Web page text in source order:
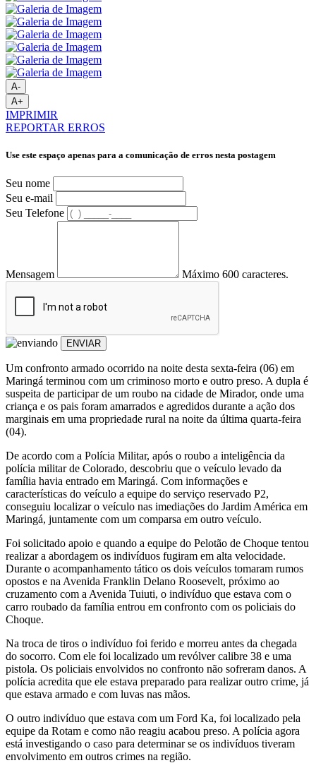
A-
A+
IMPRIMIR
REPORTAR ERROS
Use este espaço apenas para a comunicação de erros nesta postagem
Seu nome
Seu e-mail
Seu Telefone
Mensagem Máximo 600 caracteres.
ENVIAR
Um confronto armado ocorrido na noite desta sexta-feira (06) em
Maringá terminou com um criminoso morto e outro preso. A dupla é
suspeita de participar de um roubo na cidade de Mirador, onde uma
criança e os pais foram amarrados e agredidos durante a ação dos
marginais em uma propriedade rural na noite da última quarta-feira
(04).
De acordo com a Polícia Militar, após o roubo a inteligência da
polícia militar de Colorado, descobriu que o veículo levado da
família havia entrado em Maringá. Com informações e
características do veículo a equipe do serviço reservado P2,
conseguiu localizar o veículo nas imediações do Jardim América em
Maringá, juntamente com um comparsa em outro veículo.
Foi solicitado apoio e quando a equipe do Pelotão de Choque tentou
realizar a abordagem os indivíduos fugiram em alta velocidade.
Durante o acompanhamento tático os dois veículos tomaram rumos
opostos e na Avenida Franklin Delano Roosevelt, próximo ao
cruzamento com a Avenida Tuiuti, o indivíduo que estava com o
carro roubado da família entrou em confronto com os policiais do
Choque.
Na troca de tiros o indivíduo foi ferido e morreu antes da chegada
do socorro. Com ele foi localizado um revólver calibre 38 e uma
pistola. Os policiais envolvidos no confronto não sofreram danos. A
polícia acredita que ele estava preparado para realizar outro crime, já
que estava armado e com luvas nas mãos.
O outro indivíduo que estava com um Ford Ka, foi localizado pela
equipe da Rotam e como não reagiu acabou preso. A polícia agora
está investigando o caso para determinar se os indivíduos tiveram
envolvimento em outros crimes na região.